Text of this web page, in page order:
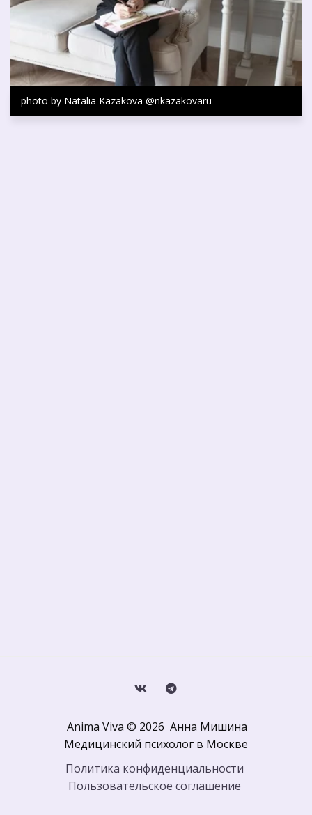
photo by Natalia Kazakova @nkazakovaru
Anima Viva © 2026  Анна Мишина
Медицинский психолог в Москве
Политика конфиденциальности
Пользовательское соглашение